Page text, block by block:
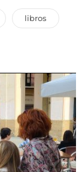
libros